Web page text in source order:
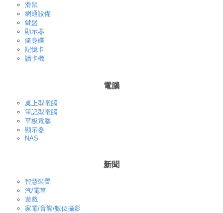
滑鼠
網通設備
鍵盤
顯示器
隨身碟
記憶卡
讀卡機
電腦
桌上型電腦
筆記型電腦
平板電腦
顯示器
NAS
新聞
智慧裝置
汽/電車
遊戲
家電/音響/數位攝影